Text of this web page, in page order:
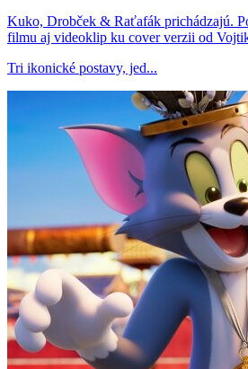
Kuko, Drobček & Raťafák prichádzajú.
filmu aj videoklip ku cover verzii od
Tri ikonické postavy, jed...